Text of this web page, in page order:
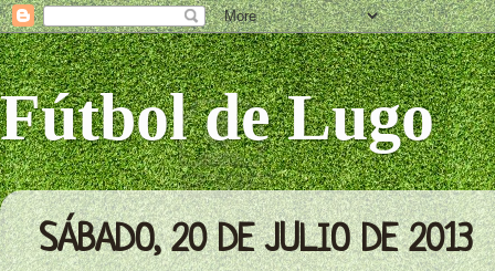
Fútbol de Lugo
SÁBADO, 20 DE JULIO DE 2013